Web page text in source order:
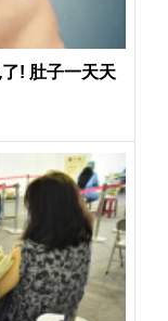
! 肚子一天天